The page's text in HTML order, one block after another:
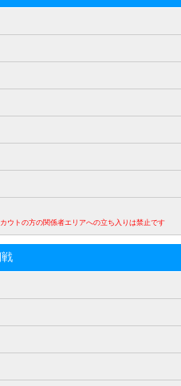
ウトの方の関係者エリアへの立ち入りは禁止です
戦